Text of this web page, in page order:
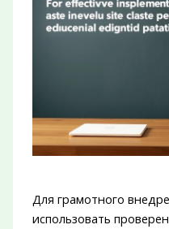
Для грамотного
использовать